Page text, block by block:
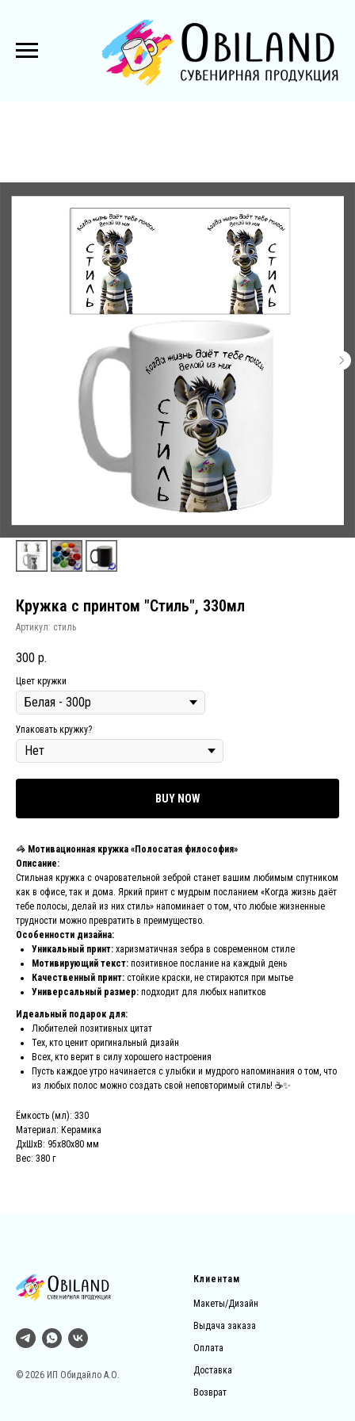
Кружка с принтом "Стиль", 330мл
Артикул: стиль
300 р.
Цвет кружки
Упаковать кружку?
BUY NOW
🦓 Мотивационная кружка «Полосатая философия»
Описание:
Стильная кружка с очаровательной зеброй станет вашим любимым спутником
как в офисе, так и дома. Яркий принт с мудрым посланием «Когда жизнь даёт
тебе полосы, делай из них стиль» напоминает о том, что любые жизненные
трудности можно превратить в преимущество.
Особенности дизайна:
Уникальный принт: харизматичная зебра в современном стиле
Мотивирующий текст: позитивное послание на каждый день
Качественный принт: стойкие краски, не стираются при мытье
Универсальный размер: подходит для любых напитков
Идеальный подарок для:
Любителей позитивных цитат
Тех, кто ценит оригинальный дизайн
Всех, кто верит в силу хорошего настроения
Пусть каждое утро начинается с улыбки и мудрого напоминания о том, что
из любых полос можно создать свой неповторимый стиль! ☕✨
Ёмкость (мл): 330
Материал: Керамика
ДxШxВ: 95x80x80 мм
Вес: 380 г
© 2026 ИП Обидайло А.О.
Клиентам
Макеты/Дизайн
Выдача заказа
Оплата
Доставка
Возврат